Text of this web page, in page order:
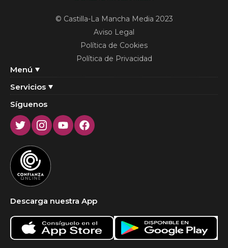
Menú
Servicios
© Castilla-La Mancha Media 2023
Aviso Legal
Política de Cookies
Política de Privacidad
Síguenos
TwitterInstagram
YoutubeFacebook
Descarga nuestra App